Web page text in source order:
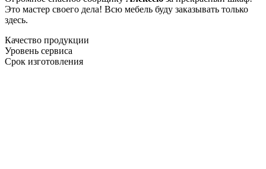
Это мастер своего дела! Всю мебель буду заказывать только
здесь.
Качество продукции
Уровень сервиса
Срок изготовления